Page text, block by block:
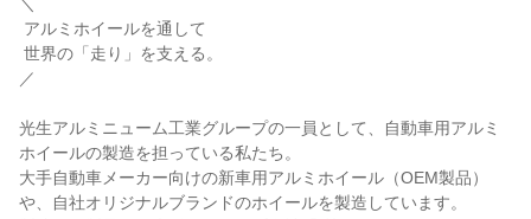
／
光生アルミニューム工業グループの一員として、自動車用アルミ
ホイールの製造を担っている私たち。
大手自動車メーカー向けの新車用アルミホイール（OEM製品）
や、自社オリジナルブランドのホイールを製造しています。